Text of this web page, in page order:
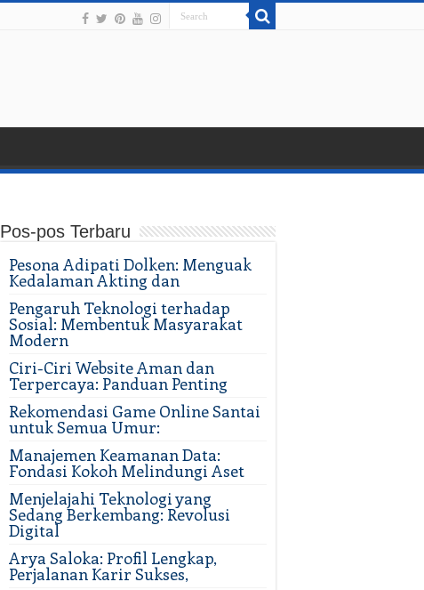
Pos-pos Terbaru
Pesona Adipati Dolken: Menguak
Kedalaman Akting dan
Pengaruh Teknologi terhadap
Sosial: Membentuk Masyarakat
Modern
Ciri-Ciri Website Aman dan
Terpercaya: Panduan Penting
Rekomendasi Game Online Santai
untuk Semua Umur:
Manajemen Keamanan Data:
Fondasi Kokoh Melindungi Aset
Menjelajahi Teknologi yang
Sedang Berkembang: Revolusi
Digital
Arya Saloka: Profil Lengkap,
Perjalanan Karir Sukses,